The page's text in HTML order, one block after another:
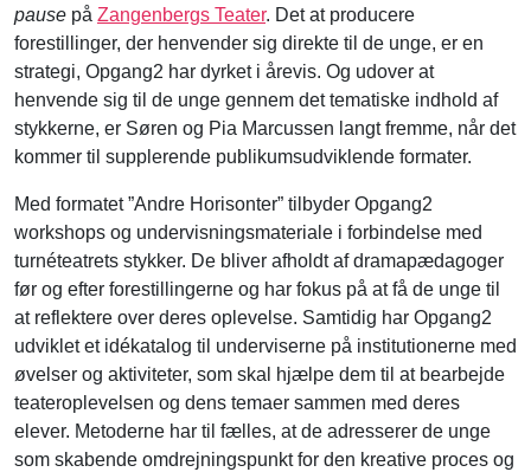
pause på Zangenbergs Teater. Det at producere
forestillinger, der henvender sig direkte til de unge, er en
strategi, Opgang2 har dyrket i årevis. Og udover at
henvende sig til de unge gennem det tematiske indhold af
stykkerne, er Søren og Pia Marcussen langt fremme, når det
kommer til supplerende publikumsudviklende formater.
Med formatet ”Andre Horisonter” tilbyder Opgang2
workshops og undervisningsmateriale i forbindelse med
turnéteatrets stykker. De bliver afholdt af dramapædagoger
før og efter forestillingerne og har fokus på at få de unge til
at reflektere over deres oplevelse. Samtidig har Opgang2
udviklet et idékatalog til underviserne på institutionerne med
øvelser og aktiviteter, som skal hjælpe dem til at bearbejde
teateroplevelsen og dens temaer sammen med deres
elever. Metoderne har til fælles, at de adresserer de unge
som skabende omdrejningspunkt for den kreative proces og